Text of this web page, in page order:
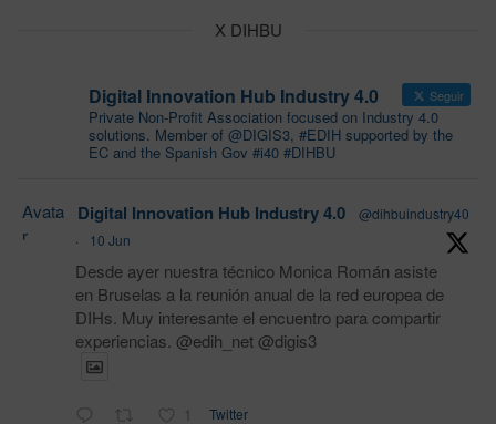
X DIHBU
Digital Innovation Hub Industry 4.0 Seguir
Private Non-Profit Association focused on Industry 4.0
solutions. Member of @DIGIS3, #EDIH supported by the
EC and the Spanish Gov #i40 #DIHBU
Avata
r
Digital Innovation Hub Industry 4.0
@dihbuindustry40
·
10 Jun
Desde ayer nuestra técnico Monica Román asiste
en Bruselas a la reunión anual de la red europea de
DIHs. Muy interesante el encuentro para compartir
experiencias. @edih_net @digis3
1 Twitter